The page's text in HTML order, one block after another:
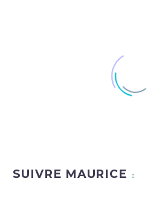
SUIVRE MAURICE